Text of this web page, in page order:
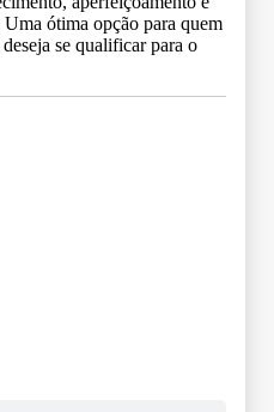
ótima opção para quem
se qualificar para o